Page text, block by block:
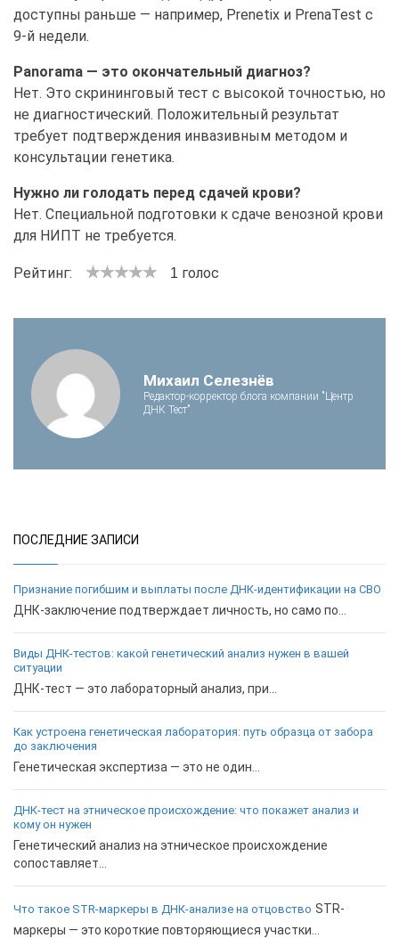
доступны раньше — например, Prenetix и PrenaTest с
9-й недели.
Panorama — это окончательный диагноз?
Нет. Это скрининговый тест с высокой точностью, но
не диагностический. Положительный результат
требует подтверждения инвазивным методом и
консультации генетика.
Нужно ли голодать перед сдачей крови?
Нет. Специальной подготовки к сдаче венозной крови
для НИПТ не требуется.
Рейтинг: 1 голос
Михаил Селезнёв
Редактор-корректор блога компании "Центр
ДНК Тест".
ПОСЛЕДНИЕ ЗАПИСИ
Признание погибшим и выплаты после ДНК-идентификации на СВО
ДНК-заключение подтверждает личность, но само по...
Виды ДНК-тестов: какой генетический анализ нужен в вашей
ситуации
ДНК-тест — это лабораторный анализ, при...
Как устроена генетическая лаборатория: путь образца от забора
до заключения
Генетическая экспертиза — это не один...
ДНК-тест на этническое происхождение: что покажет анализ и
кому он нужен
Генетический анализ на этническое происхождение
сопоставляет...
Что такое STR-маркеры в ДНК-анализе на отцовство STR-
маркеры — это короткие повторяющиеся участки...